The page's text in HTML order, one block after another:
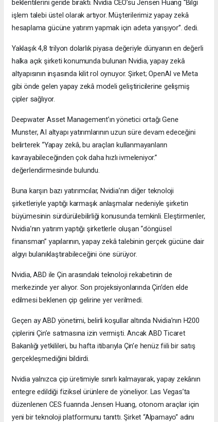
beklentilerini geride bıraktı. Nvidia CEO’su Jensen Huang “Bilgi
işlem talebi üstel olarak artıyor. Müşterilerimiz yapay zekâ
hesaplama gücüne yatırım yapmak için adeta yarışıyor”. dedi.
Yaklaşık 4,8 trilyon dolarlık piyasa değeriyle dünyanın en değerli
halka açık şirketi konumunda bulunan Nvidia, yapay zekâ
altyapısının inşasında kilit rol oynuyor. Şirket; OpenAI ve Meta
gibi önde gelen yapay zekâ modeli geliştiricilerine gelişmiş
çipler sağlıyor.
Deepwater Asset Management’ın yönetici ortağı Gene
Munster, AI altyapı yatırımlarının uzun süre devam edeceğini
belirterek “Yapay zekâ, bu araçları kullanmayanların
kavrayabileceğinden çok daha hızlı ivmeleniyor.”
değerlendirmesinde bulundu.
Buna karşın bazı yatırımcılar, Nvidia’nın diğer teknoloji
şirketleriyle yaptığı karmaşık anlaşmalar nedeniyle şirketin
büyümesinin sürdürülebilirliği konusunda temkinli. Eleştirmenler,
Nvidia’nın yatırım yaptığı şirketlerle oluşan “döngüsel
finansman” yapılarının, yapay zekâ talebinin gerçek gücüne dair
algıyı bulanıklaştırabileceğini öne sürüyor.
Nvidia, ABD ile Çin arasındaki teknoloji rekabetinin de
merkezinde yer alıyor. Son projeksiyonlarında Çin’den elde
edilmesi beklenen çip gelirine yer verilmedi.
Geçen ay ABD yönetimi, belirli koşullar altında Nvidia’nın H200
çiplerini Çin’e satmasına izin vermişti. Ancak ABD Ticaret
Bakanlığı yetkilileri, bu hafta itibarıyla Çin’e henüz fiili bir satış
gerçekleşmediğini bildirdi.
Nvidia yalnızca çip üretimiyle sınırlı kalmayarak, yapay zekânın
entegre edildiği fiziksel ürünlere de yöneliyor. Las Vegas’ta
düzenlenen CES fuarında Jensen Huang, otonom araçlar için
yeni bir teknoloji platformunu tanıttı. Şirket “Alpamayo” adını